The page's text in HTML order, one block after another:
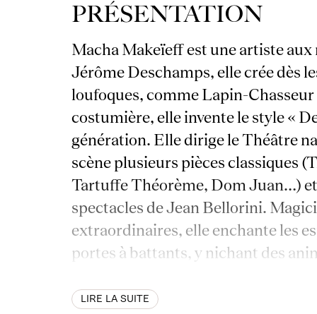
PRÉSENTATION
Macha Makeïeff est une artiste
Jérôme Deschamps, elle crée dès
loufoques, comme Lapin-
costumière, elle invente le style «
génération. Elle dirige le Théâtre
scène plusieurs pièces classiques
Tartuffe Théorème, Dom Juan…)
spectacles de Jean Bellorini.
extraordinaires, elle enchante les
portes à battants, y nichant des
AvecZone d’attente
LIRE LA SUITE